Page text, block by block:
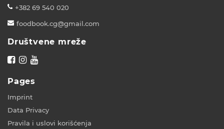
+382 69 540 020
foodbook.cg@gmail.com
Društvene mreže
Pages
Imprint
Data Privacy
Pravila i uslovi korišćenja